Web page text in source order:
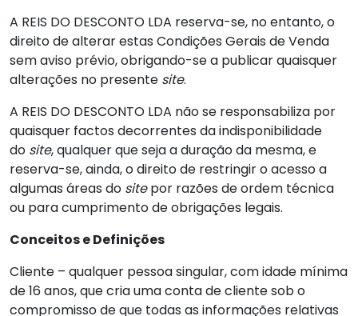
A REIS DO DESCONTO LDA reserva-se, no entanto, o
direito de alterar estas Condições Gerais de Venda
sem aviso prévio, obrigando-se a publicar quaisquer
alterações no presente site.
A REIS DO DESCONTO LDA não se responsabiliza por
quaisquer factos decorrentes da indisponibilidade
do site, qualquer que seja a duração da mesma, e
reserva-se, ainda, o direito de restringir o acesso a
algumas áreas do sitepor razões de ordem técnica
ou para cumprimento de obrigações legais.
Conceitos e Definições
Cliente – qualquer pessoa singular, com idade mínima
de 16 anos, que cria uma conta de cliente sob o
compromisso de que todas as informações relativas